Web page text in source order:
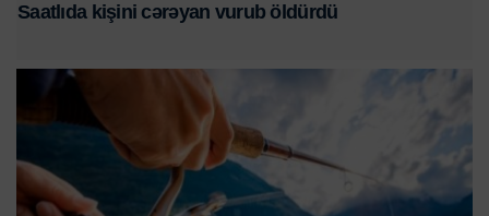
Saatlıda kişini cərəyan vurub öldürdü